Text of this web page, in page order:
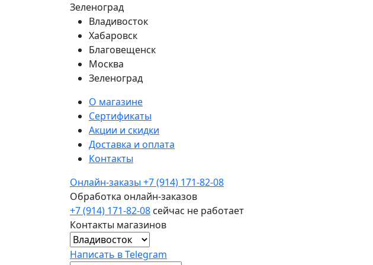
Зеленоград
Владивосток
Хабаровск
Благовещенск
Москва
Зеленоград
О магазине
Сертификаты
Акции и скидки
Доставка и оплата
Контакты
Онлайн-заказы +7 (914) 171-82-08
Обработка онлайн-заказов
+7 (914) 171-82-08 сейчас не работает
Контакты магазинов
Написать в Telegram